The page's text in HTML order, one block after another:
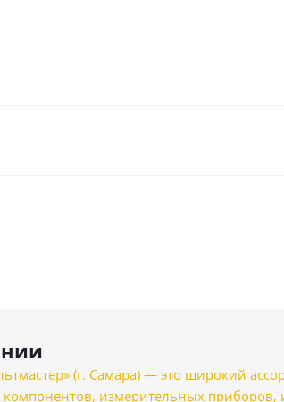
(г. Самара) — это широкий
измерительных приборов,